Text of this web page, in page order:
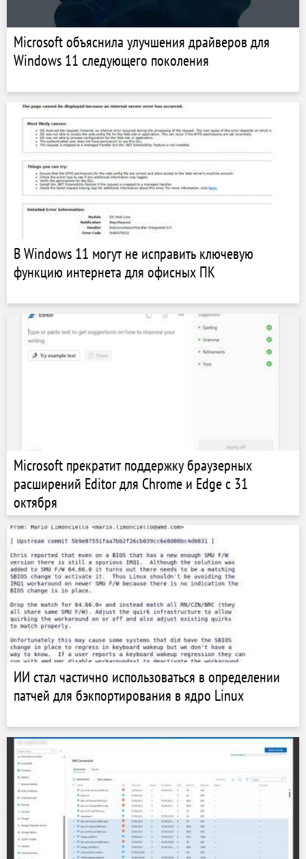
Microsoft объяснила улучшения драйверов для
Windows 11 следующего поколения
В Windows 11 могут не исправить ключевую
функцию интернета для офисных ПК
Microsoft прекратит поддержку браузерных
расширений Editor для Chrome и Edge с 31
октября
ИИ стал частично использоваться в определении
патчей для бэкпортирования в ядро ​​Linux